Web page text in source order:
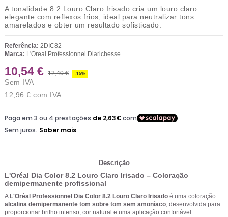
A tonalidade 8.2 Louro Claro Irisado cria um louro claro
elegante com reflexos frios, ideal para neutralizar tons
amarelados e obter um resultado sofisticado.
Referência: 2DIC82
Marca: L'Oreal Professionnel Diarichesse
10,54 € 12,40 € -15%
Sem IVA
12,96 € com IVA
Descrição
L'Oréal Dia Color 8.2 Louro Claro Irisado – Coloração
demipermanente profissional
A L'Oréal Professionnel Dia Color 8.2 Louro Claro Irisado é uma coloração
alcalina demipermanente tom sobre tom sem amoníaco, desenvolvida para
proporcionar brilho intenso, cor natural e uma aplicação confortável.